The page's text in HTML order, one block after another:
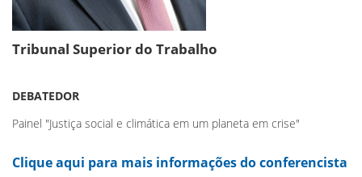
Tribunal Superior do Trabalho
DEBATEDOR
Painel "Justiça social e climática em um planeta em crise"
Clique aqui para mais informações do conferencista